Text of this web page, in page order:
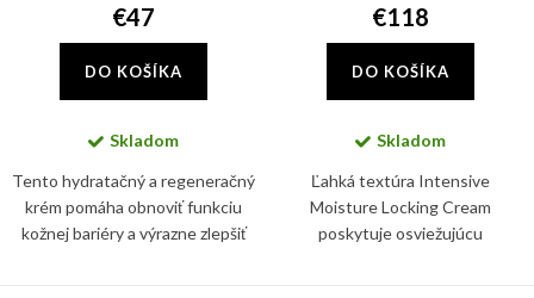
€47
DO KOŠÍKA
Skladom
Tento hydratačný a regeneračný
krém pomáha obnoviť funkciu
kožnej bariéry a výrazne zlepšiť
€118
DO KOŠÍKA
Skladom
Ľahká textúra Intensive
Moisture Locking Cream
poskytuje osviežujúcu